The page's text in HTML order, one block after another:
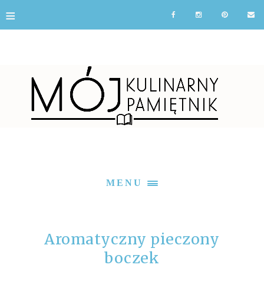
≡
MENU
Aromatyczny pieczony
boczek